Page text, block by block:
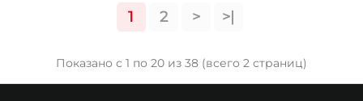
1 2 > >|
Показано с 1 по 20 из 38 (всего 2 страниц)